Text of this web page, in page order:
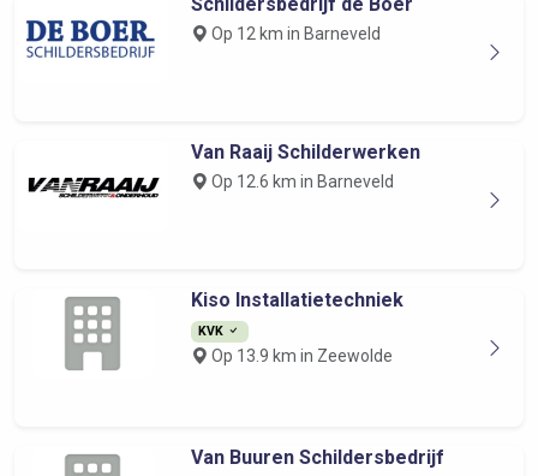
Op 12 km in Barneveld
Van Raaij Schilderwerken
Op 12.6 km in Barneveld
Kiso Installatietechniek
KVK
Op 13.9 km in Zeewolde
Van Buuren Schildersbedrijf